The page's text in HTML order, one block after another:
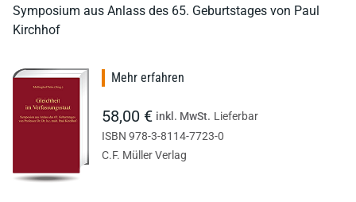
Symposium aus Anlass des 65. Geburtstages von Paul
Kirchhof
Mehr erfahren
58,00 € inkl. MwSt. Lieferbar
ISBN 978-3-8114-7723-0
C.F. Müller Verlag